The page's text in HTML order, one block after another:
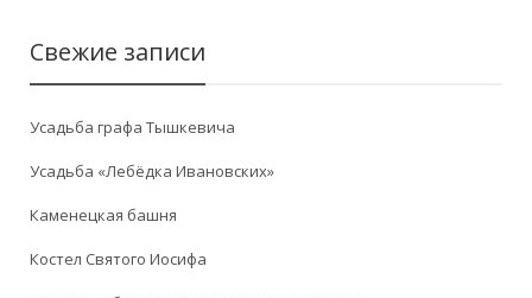
Свежие записи
Усадьба графа Тышкевича
Усадьба «Лебёдка Ивановских»
Каменецкая башня
Костел Святого Иосифа